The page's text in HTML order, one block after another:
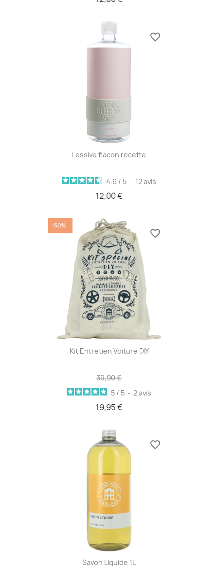
Lessive flacon recette
4.6 / 5 - 12avis
12,00 €
favorite_border
Kit Entretien Voiture DIY
39,90 €
5 / 5 - 2avis
19,95 €
-50%
favorite_border
Savon Liquide 1L
favorite_border